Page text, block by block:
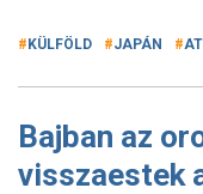
KÜLFÖLD JAPÁN
Bajban az
visszaestek